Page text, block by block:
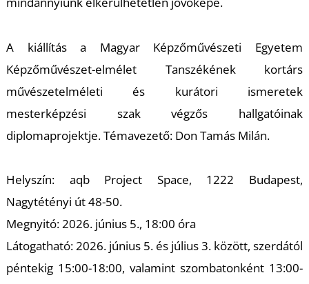
A kiállítás a Magyar Képzőművészeti Egyetem
Képzőművészet-elmélet Tanszékének kortárs
művészetelméleti és kurátori ismeretek
mesterképzési szak végzős hallgatóinak
diplomaprojektje. Témavezető: Don Tamás Milán.
Helyszín: aqb Project Space, 1222 Budapest,
Nagytétényi út 48-50.
Megnyitó: 2026. június 5., 18:00 óra
Látogatható: 2026. június 5. és július 3. között, szerdától
péntekig 15:00-18:00, valamint szombatonként 13:00-